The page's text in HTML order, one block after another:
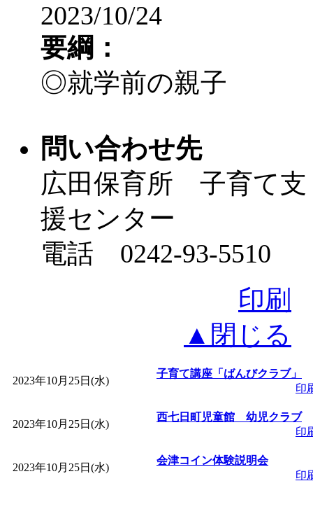
2023/10/24
要綱：
◎就学前の親子
問い合わせ先
広田保育所 子育て支
援センター
電話 0242-93-5510
印刷
▲閉じる
2023年10月25日(水)
子育て講座「ばんびクラブ」
印
2023年10月25日(水)
西七日町児童館 幼児クラブ
印
2023年10月25日(水)
会津コイン体験説明会
印